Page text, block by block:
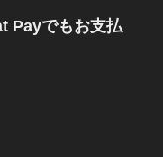
Payでもお支払